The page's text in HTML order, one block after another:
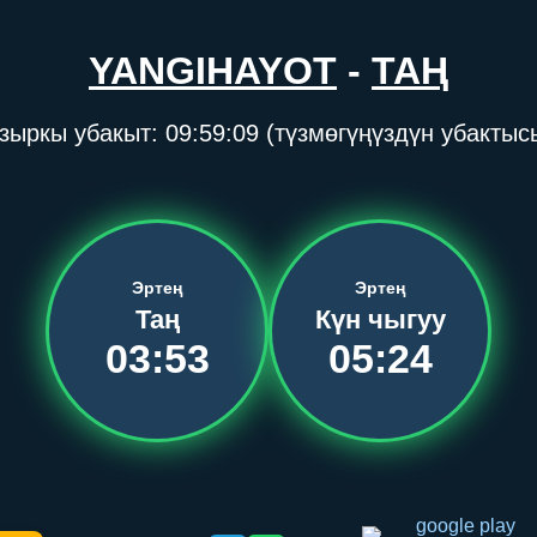
YANGIHAYOT - ТАҢ
убакыт: 09:59:09(түзмөгүңүздүн
Эртең
Таң
03:53
Эртең
Күн чыгуу
05:24